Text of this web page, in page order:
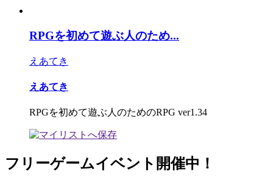
RPGを初めて遊ぶ人のため...
えあてき
えあてき
RPGを初めて遊ぶ人のためのRPG ver1.34
フリーゲームイベント開催中！